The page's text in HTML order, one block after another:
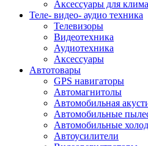
Аксессуары для
Теле- видео- аудио техника
Телевизоры
Видеотехника
Аудиотехника
Аксессуары
Автотовары
GPS навигаторы
Автомагнитолы
Автомобильная
Автомобильные
Автомобильные
Автоусилители